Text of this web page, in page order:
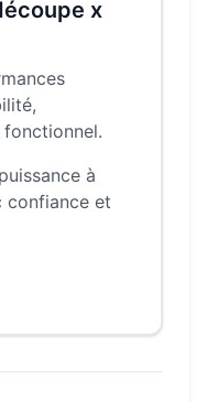
x
à
confiance et